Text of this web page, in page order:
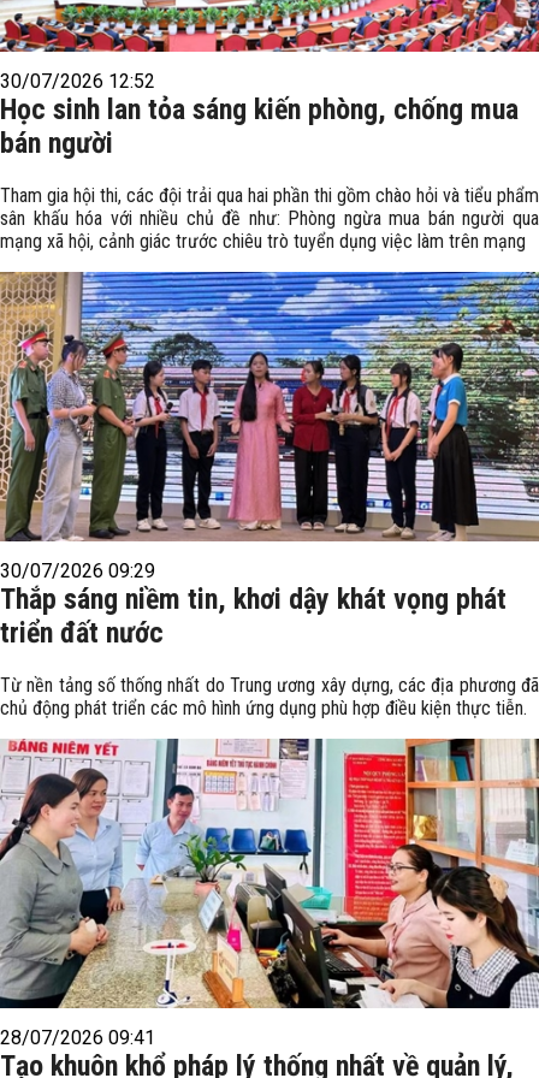
30/07/2026 12:52
Học sinh lan tỏa sáng kiến phòng, chống mua
bán người
Tham gia hội thi, các đội trải qua hai phần thi gồm chào hỏi và tiểu phẩm
sân khấu hóa với nhiều chủ đề như: Phòng ngừa mua bán người qua
mạng xã hội, cảnh giác trước chiêu trò tuyển dụng việc làm trên mạng
30/07/2026 09:29
Thắp sáng niềm tin, khơi dậy khát vọng phát
triển đất nước
Từ nền tảng số thống nhất do Trung ương xây dựng, các địa phương đã
chủ động phát triển các mô hình ứng dụng phù hợp điều kiện thực tiễn.
28/07/2026 09:41
Tạo khuôn khổ pháp lý thống nhất về quản lý,